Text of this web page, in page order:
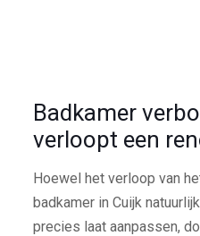
Badkamer
verloopt een
Hoewel het verloop van
badkamer in Cuijk
precies laat aanpassen,